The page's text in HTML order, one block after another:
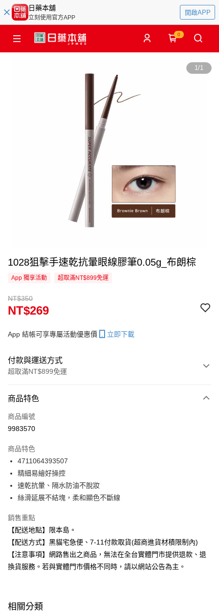
日藥本舖
立刻使用官方APP
開啟APP
0
1/1
1028狙擊手速乾抗暈眼線膠筆0.05g_布朗棕
App 獨享活動 超取滿NT$899免運
NT$350
NT$269
App 結帳可享專屬活動優惠價 立即下載
付款與運送方式
超取滿NT$899免運
信用卡一次付款
信用卡分期付款
合作金庫商業銀行
華南商業銀行
上海商業儲蓄銀行
國泰世華商業銀行
臺灣中小企業銀行
台中商業銀行
聯邦商業銀行
元大商業銀行
台新國際商業銀行
中國信託商業銀行
台灣樂天信用卡公司
LINE Pay
Apple Pay
悠遊付
Google Pay
全盈+PAY
【大哥付你分期使用說明】
商品特色
商品編號
9983570
商品特色
4711064393507
精細易繪好操控
速乾抗暈、隔水防油不脫妝
絲滑延展不結塊，柔和顯色不斷線
銷售重點
【配送地點】限本島。
【配送方式】黑貓宅急便、7-11付款取貨(超商進貨材積限制內)
【注意事項】網路售出之商品，無法在全台實體門市提供退款、退
換貨服務。若與實體門市價格不同時，請以網站公告為主。
相關分類